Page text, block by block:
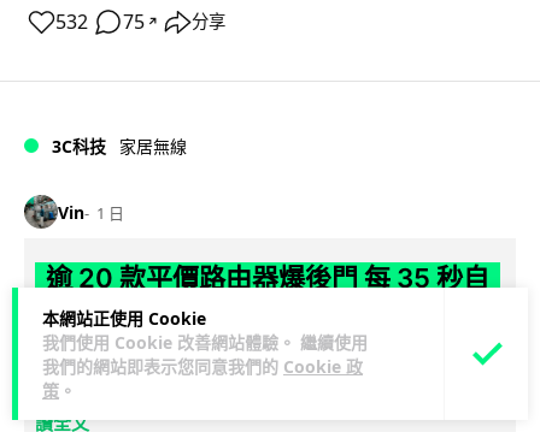
本網站正使用 Cookie
我們使用 Cookie 改善網站體驗。 繼續使用
我們的網站即表示您同意我們的 Cookie 政
策 。
532 75 ↗ 分享
3C科技 家居無線
Vin 1 日
逾 20 款平價路由器爆後門 每 35 秒自
動連線回中國 全球 10 萬用家私隱堪憂
網絡安全公司 VulnCheck 揭發中國智博通電子（Zbtlink）生產
的 20 多款路由器內置後門程式「Endlessdoors」（無盡...
讀全文